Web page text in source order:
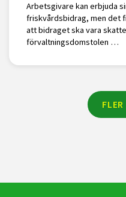
Arbetsgivare kan erbjuda
friskvårdsbidrag, men det
att bidraget ska vara
förvaltningsdomstolen …